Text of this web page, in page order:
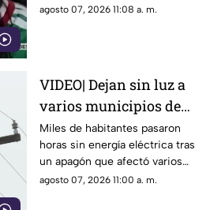
desconocido. Autoridades
agosto 07, 2026 11:08 a. m.
VIDEO| Dejan sin luz a
varios municipios de
Veracruz; servicio fue
restablecido
Miles de habitantes pasaron
horas sin energía eléctrica tras
un apagón que afectó varios
municipios del sur de
agosto 07, 2026 11:00 a. m.